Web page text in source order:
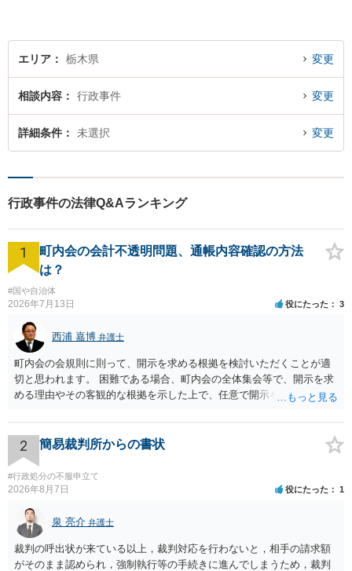
エリア 栃木県 変更
相談内容 行政事件 変更
詳細条件 未選択 変更
行政事件の法律Q&Aランキング
1
町内会の会計不透明問題、通帳内容確認の方法
は？
#国や自治体
2026年7月13日 役にたった 3
西浦 嘉博 弁護士
町内会の会規則に則って、開示を求める根拠を検討いただくことが適
切と思われます。 困難である場合、町内会の全体集会等で、開示を求
める理由やその客観的な根拠を示した上で、任意で開示を求めること
法律事務所での相談を検討ください。
2 簡易裁判所からの書状
#行政処分の不服申立て
2026年8月7日 役にたった 1
泉 亮介 弁護士
裁判の呼出状が来ている以上，裁判対応を行わないと，相手の請求額
がそのまま認められ，強制執行等の手続きに進んでしまうため，裁判